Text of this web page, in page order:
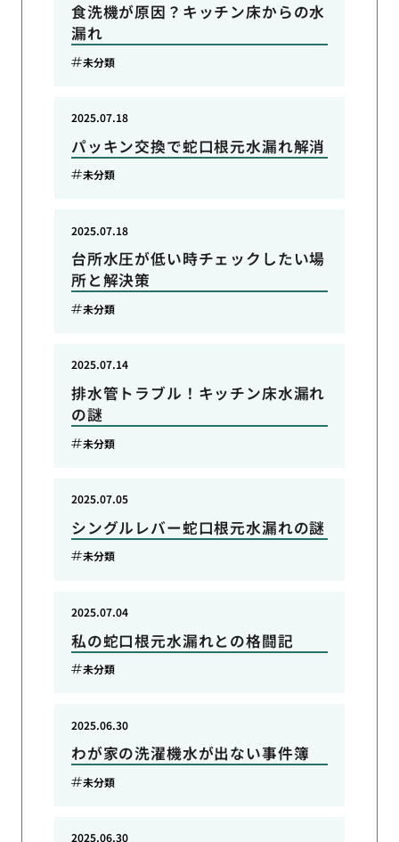
食洗機が原因？キッチン床からの水
漏れ
未分類
パッキン交換で蛇口根元水漏れ解消
2025.07.18
未分類
台所水圧が低い時チェックしたい場
所と解決策
2025.07.18
未分類
排水管トラブル！キッチン床水漏れ
の謎
2025.07.14
未分類
シングルレバー蛇口根元水漏れの謎
2025.07.05
未分類
私の蛇口根元水漏れとの格闘記
2025.07.04
未分類
わが家の洗濯機水が出ない事件簿
2025.06.30
未分類
2025.06.30